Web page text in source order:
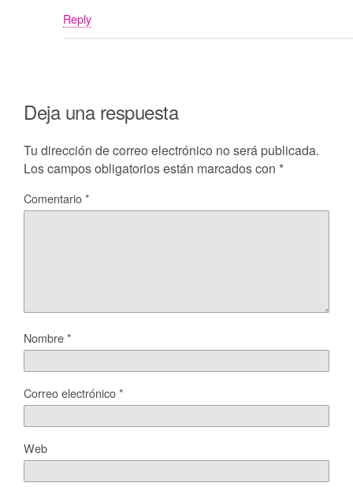
Reply
Deja una respuesta
Tu dirección de correo electrónico no será publicada.
Los campos obligatorios están marcados con *
Comentario*
Nombre*
Correo electrónico*
Web